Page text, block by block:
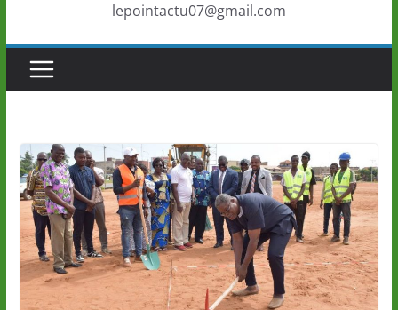
lepointactu07@gmail.com